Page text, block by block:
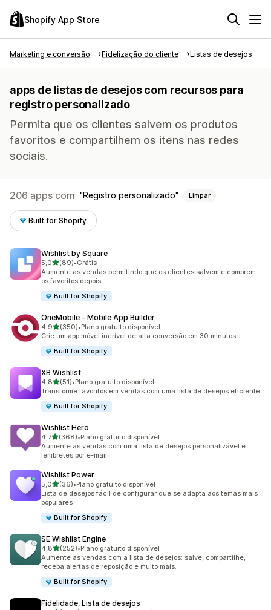
Shopify App Store
Marketing e conversão Fidelização do cliente Listas de desejos
apps de listas de desejos com recursos para
registro personalizado
Permita que os clientes salvem os produtos
favoritos e compartilhem os itens nas redes
sociais.
206 apps com Registro personalizado Limpar
Built for Shopify
Wishlist by Square
5,0de 5 estrelas
(89)
89 avaliações ao todo
•Grátis
Aumente as vendas permitindo que os clientes salvem e comprem
os favoritos depois
Built for Shopify
OneMobile ‑ Mobile App Builder
4,9de 5 estrelas
(350)
350 avaliações ao todo
•Plano gratuito disponível
Crie um app móvel incrível de alta conversão em 30 minutos
Built for Shopify
XB Wishlist
4,8de 5 estrelas
(51)
51 avaliações ao todo
•Plano gratuito disponível
Transforme favoritos em vendas com uma lista de desejos eficiente
Built for Shopify
Wishlist Hero
4,7de 5 estrelas
(368)
368 avaliações ao todo
•Plano gratuito disponível
Aumente as vendas com uma lista de desejos personalizável e
lembretes por e-mail
Wishlist Power
5,0de 5 estrelas
(36)
36 avaliações ao todo
•Plano gratuito disponível
Lista de desejos fácil de configurar que se adapta aos temas mais
populares
Built for Shopify
SE Wishlist Engine
4,8de 5 estrelas
(252)
252 avaliações ao todo
•Plano gratuito disponível
Aumente as vendas com a lista de desejos: salve, compartilhe,
receba alertas de reposição e muito mais.
Built for Shopify
Fidelidade, Lista de desejos